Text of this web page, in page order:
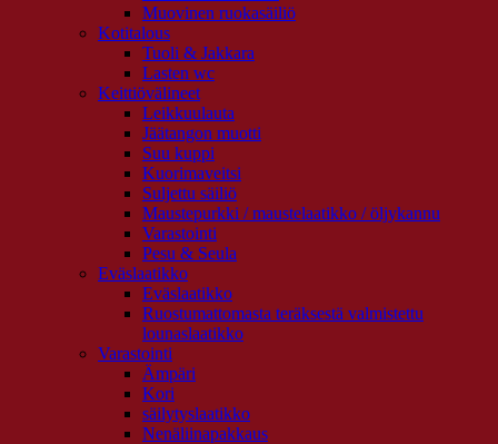
Muovinen ruokasäiliö
Kotitalous
Tuoli & Jakkara
Lasten wc
Keittiövälineet
Leikkuulauta
Jäätangon muotti
Suu kuppi
Kuorimaveitsi
Suljettu säiliö
Maustepurkki / maustelaatikko / öljykannu
Varastointi
Pesu & Seula
Eväslaatikko
Eväslaatikko
Ruostumattomasta teräksestä valmistettu
lounaslaatikko
Varastointi
Ämpäri
Kori
säilytyslaatikko
Nenäliinapakkaus